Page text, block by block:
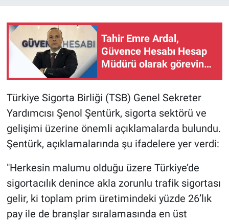
Tahir Emre Ardal,
Güvence Hesabı Hesap
Müdürü olarak görevine
başladı
Türkiye Sigorta Birliği (TSB) Genel Sekreter
Yardımcısı Şenol Şentürk, sigorta sektörü ve
gelişimi üzerine önemli açıklamalarda bulundu.
Şentürk, açıklamalarında şu ifadelere yer verdi:
"Herkesin malumu olduğu üzere Türkiye’de
sigortacılık denince akla zorunlu trafik sigortası
gelir, ki toplam prim üretimindeki yüzde 26’lık
pay ile de branşlar sıralamasında en üst